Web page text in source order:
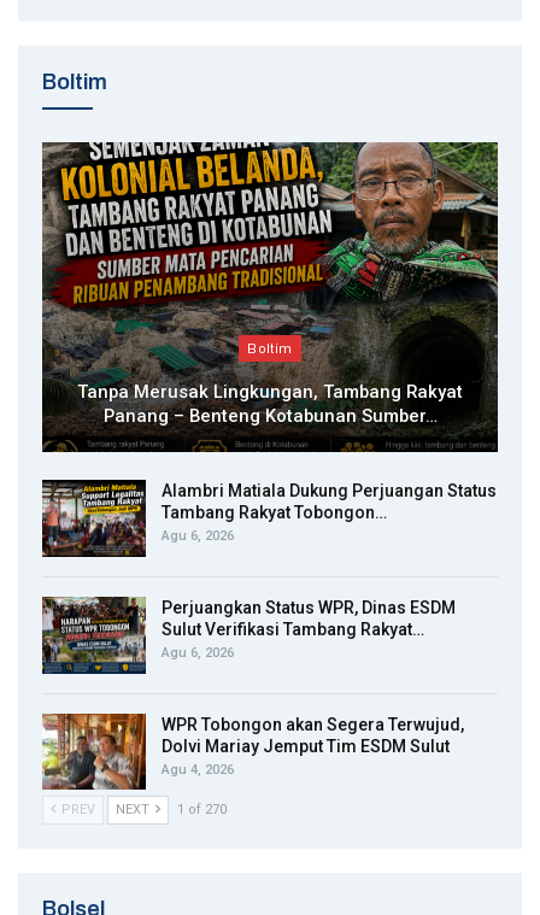
Boltim
Boltim
Tanpa Merusak Lingkungan, Tambang Rakyat
Panang – Benteng Kotabunan Sumber…
Alambri Matiala Dukung Perjuangan Status
Tambang Rakyat Tobongon…
Agu 6, 2026
Perjuangkan Status WPR, Dinas ESDM
Sulut Verifikasi Tambang Rakyat…
Agu 6, 2026
WPR Tobongon akan Segera Terwujud,
Dolvi Mariay Jemput Tim ESDM Sulut
Agu 4, 2026
PREV NEXT 1 of 270
Bolsel